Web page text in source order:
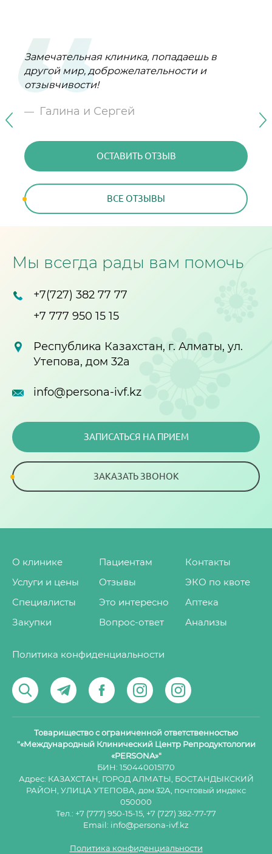
Замечательная клиника, попадаешь в
другой мир, доброжелательности и
отзывчивости!
Галина и Сергей
ОСТАВИТЬ ОТЗЫВ
ВСЕ ОТЗЫВЫ
От всего сердца поздравляю клинику ,,
Персона,, с Юбилеем!
ОСТАВИТЬ ОТЗЫВ
ВСЕ ОТЗЫВЫ
Мы всегда рады вам помочь
+7(727) 382 77 77
+7 777 950 15 15
Республика Казахстан, г. Алматы, ул.
Утепова, дом 32а
info@persona-ivf.kz
ЗАПИСАТЬСЯ НА ПРИЕМ
ЗАКАЗАТЬ ЗВОНОК
О клинике
Услуги и цены
Специалисты
Закупки
Пациентам
Отзывы
Это интересно
Вопрос-ответ
Контакты
ЭКО по квоте
Аптека
Анализы
Политика конфиденциальности
Товарищество с ограниченной ответственностью
"«Международный Клинический Центр Репродуктологии
«PERSONA»"
БИН: 150440015170
Адрес: КАЗАХСТАН, ГОРОД АЛМАТЫ, БОСТАНДЫКСКИЙ
РАЙОН, УЛИЦА УТЕПОВА, дом 32А, почтовый индекс
050000
Тел.: +7 (777) 950-15-15, +7 (727) 382-77-77
Email: info@persona-ivf.kz
Политика конфиденциальности